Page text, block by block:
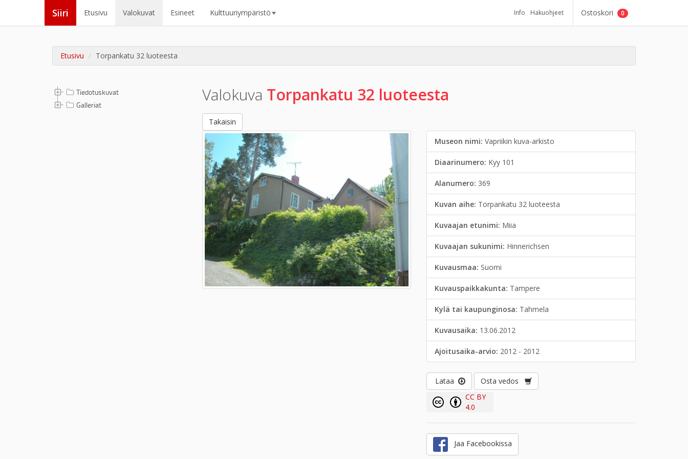
Siiri Etusivu Valokuvat Esineet Kulttuuriympäristö Info Hakuohjeet Ostoskori 0
Etusivu Torpankatu 32 luoteesta
Tiedotuskuvat
Galleriat
Valokuva Torpankatu 32 luoteesta
Takaisin
Museon nimi:Vapriikin kuva-arkisto
Diaarinumero: Kyy 101
Alanumero: 369
Kuvan aihe: Torpankatu 32 luoteesta
Kuvaajan etunimi: Miia
Kuvaajan sukunimi: Hinnerichsen
Kuvausmaa: Suomi
Kuvauspaikkakunta: Tampere
Kylä tai kaupunginosa: Tahmela
Kuvausaika: 13.06.2012
Ajoitusaika-arvio: 2012 - 2012
Lataa
Osta vedos
CC BY
4.0
Jaa Facebookissa